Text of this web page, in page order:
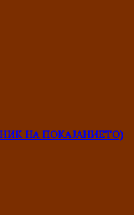
НА ПОКАЈАНИЕТО)